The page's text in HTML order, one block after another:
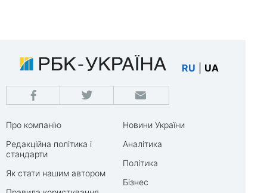
RU UA
Про компанію
Редакційна політика і
стандарти
Як стати нашим автором
Новини України
Аналітика
Політика
Бізнес